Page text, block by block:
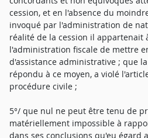
cession, et en l'absence du
invoqué par l'administration de
réalité de la cession il appartenait
l'administration fiscale de mettre
d'assistance administrative ; que
répondu à ce moyen, a violé
procédure civile ;
5°/ que nul ne peut être tenu de
matériellement impossible à
dans ses conclusions qu'eu égard